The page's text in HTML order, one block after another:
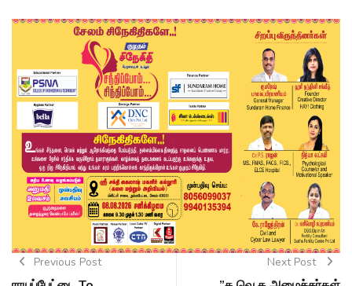
Previous Post Next Post